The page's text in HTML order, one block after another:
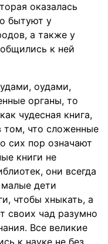
оказалась
бытуют у
а также у
к ней
оудами,
органы, то
чудесная книга,
том, что сложенные
сих пор означают
книги не
они всегда
дети
чтобы хныкать, а
своих чад разумно
Все великие
к науке не без